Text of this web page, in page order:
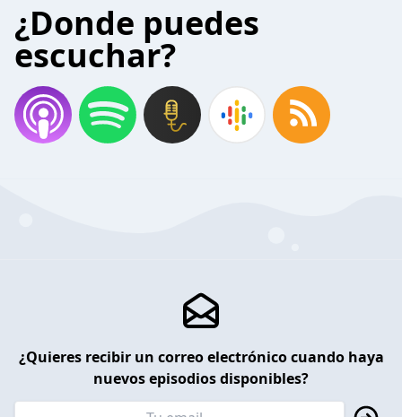
¿Donde puedes
escuchar?
¿Quieres recibir un correo electrónico cuando haya
nuevos episodios disponibles?